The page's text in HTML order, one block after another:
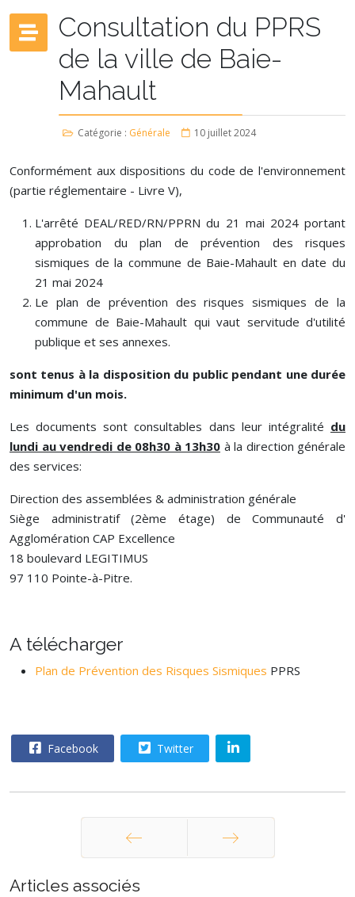
Consultation du PPRS
de la ville de Baie-
Mahault
Catégorie : Générale 10 juillet 2024
Conformément aux dispositions du code de l'environnement
(partie réglementaire - Livre V),
L'arrêté DEAL/RED/RN/PPRN du 21 mai 2024 portant
approbation du plan de prévention des risques
sismiques de la commune de Baie-Mahault en date du
21 mai 2024
Le plan de prévention des risques sismiques de la
commune de Baie-Mahault qui vaut servitude d'utilité
publique et ses annexes.
sont tenus à la disposition du public pendant une durée
minimum d'un mois.
Les documents sont consultables dans leur intégralité du
lundi au vendredi de 08h30 à 13h30 à la direction générale
des services:
Direction des assemblées & administration générale
Siège administratif (2ème étage) de Communauté d'
Agglomération CAP Excellence
18 boulevard LEGITIMUS
97 110 Pointe-à-Pitre.
A télécharger
Plan de Prévention des Risques Sismiques PPRS
Facebook Twitter
Précédent
Articles associés